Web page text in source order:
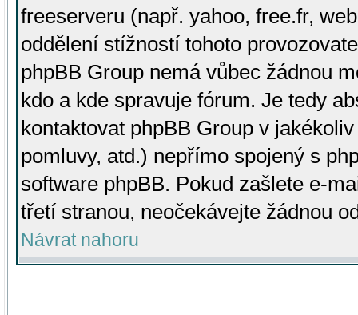
freeserveru (např. yahoo, free.fr,
oddělení stížností tohoto
phpBB Group nemá vůbec žádnou
kdo a kde spravuje fórum. Je tedy
kontaktovat phpBB Group v
pomluvy, atd.) nepřímo spojený s
software phpBB. Pokud zašlete e-
třetí stranou, neočekávejte žádnou
Návrat nahoru